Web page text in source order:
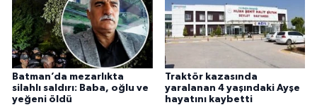
Batman’da mezarlıkta
silahlı saldırı: Baba, oğlu ve
yeğeni öldü
Traktör kazasında
yaralanan 4 yaşındaki Ayşe
hayatını kaybetti